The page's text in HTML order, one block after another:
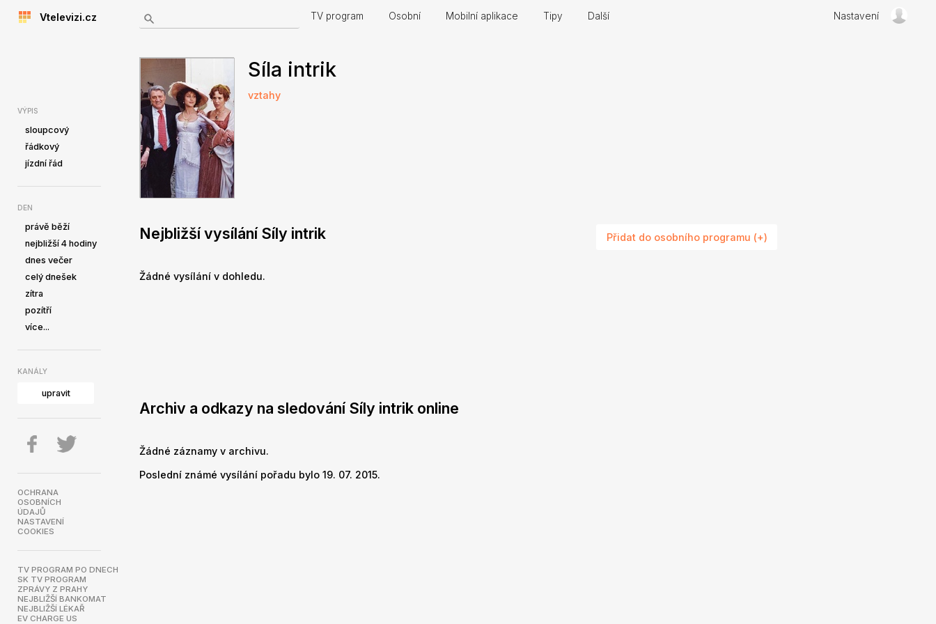
Vtelevizi.cz TV program Osobní Mobilní aplikace Tipy Další Nastavení
VÝPIS
sloupcový
řádkový
jízdní řád
DEN
právě běží
nejbližší 4 hodiny
dnes večer
celý dnešek
zítra
pozítří
více...
KANÁLY
upravit
OCHRANA
OSOBNÍCH
ÚDAJŮ
NASTAVENÍ
COOKIES
TV PROGRAM PO DNECH
SK TV PROGRAM
ZPRÁVY Z PRAHY
NEJBLIŽŠÍ BANKOMAT
NEJBLIŽŠÍ LÉKAŘ
EV CHARGE US
Síla intrik
vztahy
Nejbližší vysílání Síly intrik
Žádné vysílání v dohledu.
Archiv a odkazy na sledování Síly intrik online
Žádné záznamy v archivu.
Poslední známé vysílání pořadu bylo 19. 07. 2015.
Přidat do osobního programu (+)